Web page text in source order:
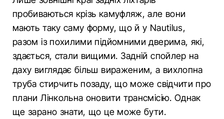
пробиваються крізь камуфляж, але вони
мають таку саму форму, що й у Nautilus,
разом із похилими підйомними дверима, які,
здається, стали вищими. Задній спойлер на
даху виглядає більш вираженим, а вихлопна
труба стирчить позаду, що може свідчити про
плани Лінкольна оновити трансмісію. Однак
ще зарано знати, що це може бути.